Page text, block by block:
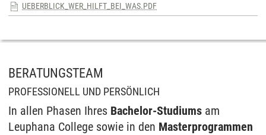
UEBERBLICK_WER_HILFT_BEI_WAS.PDF
BERATUNGSTEAM
PROFESSIONELL UND PERSÖNLICH
In allen Phasen Ihres Bachelor-Studiums am
Leuphana College sowie in den Masterprogrammen